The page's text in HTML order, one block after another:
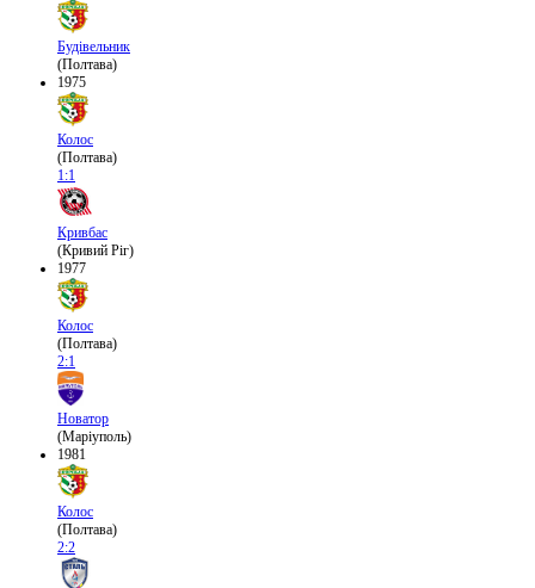
Будівельник
(Полтава)
1975
Колос
(Полтава)
1:1
Кривбас
(Кривий Ріг)
1977
Колос
(Полтава)
2:1
Новатор
(Маріуполь)
1981
Колос
(Полтава)
2:2